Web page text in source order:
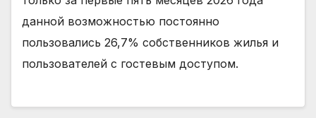
данной возможностью постоянно
пользовались 26,7% собственников жилья и
пользователей с гостевым доступом.